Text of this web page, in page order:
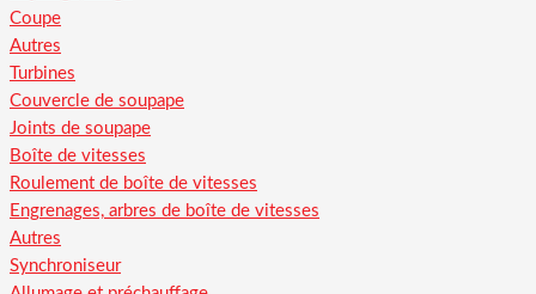
Coupe
Autres
Turbines
Couvercle de soupape
Joints de soupape
Boîte de vitesses
Roulement de boîte de vitesses
Engrenages, arbres de boîte de vitesses
Autres
Synchroniseur